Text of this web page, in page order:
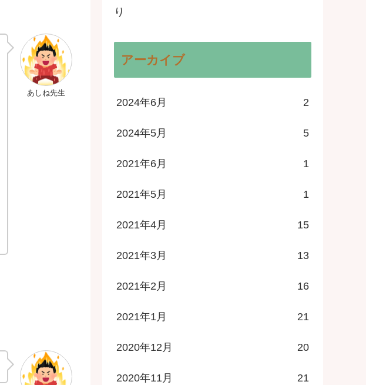
あしね先生
り
アーカイブ
2024年6月 2
2024年5月 5
2021年6月 1
2021年5月 1
2021年4月 15
2021年3月 13
2021年2月 16
2021年1月 21
2020年12月 20
2020年11月 21